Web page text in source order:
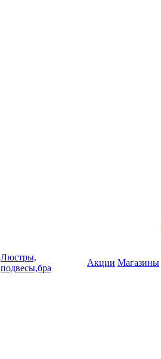
Люстры,
подвесы,бра
Акции Магазины